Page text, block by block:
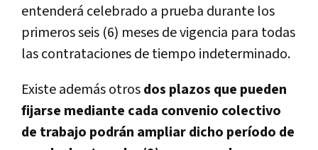
entenderá celebrado a prueba durante los
primeros seis (6) meses de vigencia para todas
las contrataciones de tiempo indeterminado.
Existe además otrosdos plazos que pueden
fijarse mediante cada convenio colectivo
de trabajo podrán ampliar dicho período de